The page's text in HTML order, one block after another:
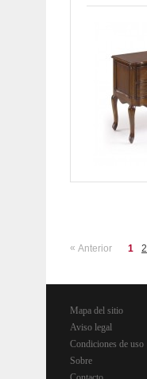
« Anterior 1 2
Mapa del sitio
Aviso legal
Condiciones de uso
Sobre